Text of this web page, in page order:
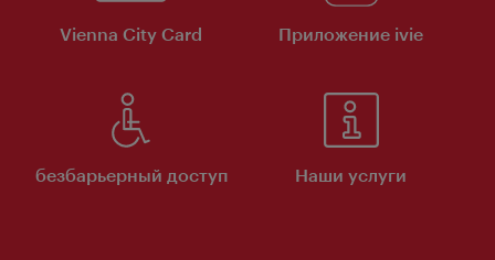
Vienna City Card Приложение ivie
безбарьерный доступ Наши услуги